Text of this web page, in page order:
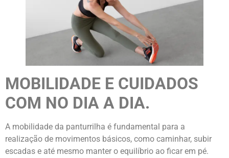
MOBILIDADE E CUIDADOS
COM NO DIA A DIA.
A mobilidade da panturrilha é fundamental para a
realização de movimentos básicos, como caminhar, subir
escadas e até mesmo manter o equilíbrio ao ficar em pé.